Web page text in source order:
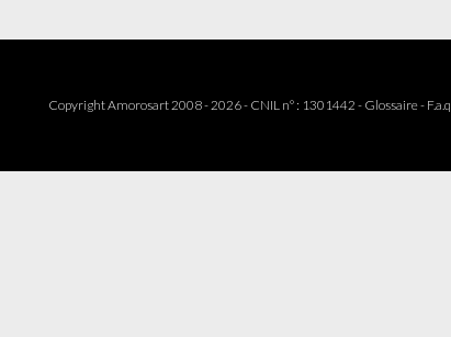
Copyright Amorosart 2008 - 2026 - CNIL n° : 1301442 - Glossaire- F.a.q